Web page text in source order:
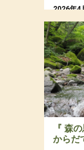
2026年4
場所：八
参加費：
ェクト
／ 定員
『 森
からだ